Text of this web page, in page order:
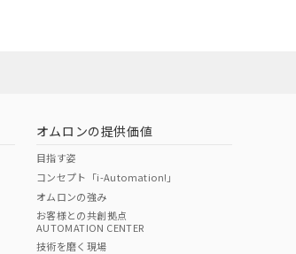
オムロンの提供価値
目指す姿
コンセプト「i-Automation!」
オムロンの強み
お客様との共創拠点
AUTOMATION CENTER
技術を磨く現場